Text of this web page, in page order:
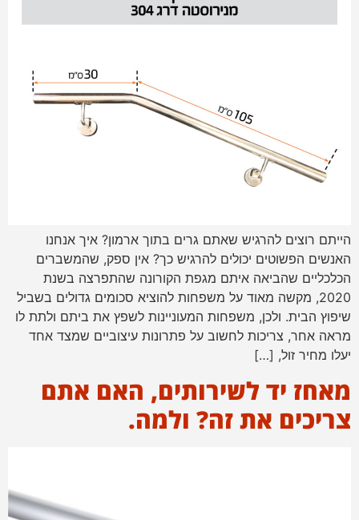
הייתם רוצים להרגיש שאתם גרים בתוך ארמון? איך אנחנו
האנשים הפשוטים יכולים להרגיש כך? אין ספק, שהמשברים
הכלכליים שהביאה איתם מגפת הקורונה שהתפרצה בשנת
2020, מקשה מאוד על משפחות להוציא סכומים גדולים בשביל
שיפוץ הבית. ולכן, משפחות המעוניינות לשפץ את ביתם ולתת לו
מראה אחר, צריכות לחשוב על פתרונות עיצוביים שמצד אחד
יעלו מחיר זול, […]
מאחז יד לשירותים, האם אתם
צריכים את זה? ולמה.